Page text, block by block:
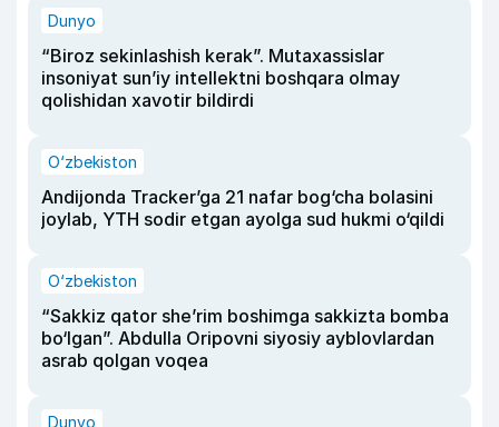
Dunyo
“Biroz sekinlashish kerak”. Mutaxassislar
insoniyat sun’iy intellektni boshqara olmay
qolishidan xavotir bildirdi
O‘zbekiston
Andijonda Tracker’ga 21 nafar bog‘cha bolasini
joylab, YTH sodir etgan ayolga sud hukmi o‘qildi
O‘zbekiston
“Sakkiz qator she’rim boshimga sakkizta bomba
bo‘lgan”. Abdulla Oripovni siyosiy ayblovlardan
asrab qolgan voqea
Dunyo